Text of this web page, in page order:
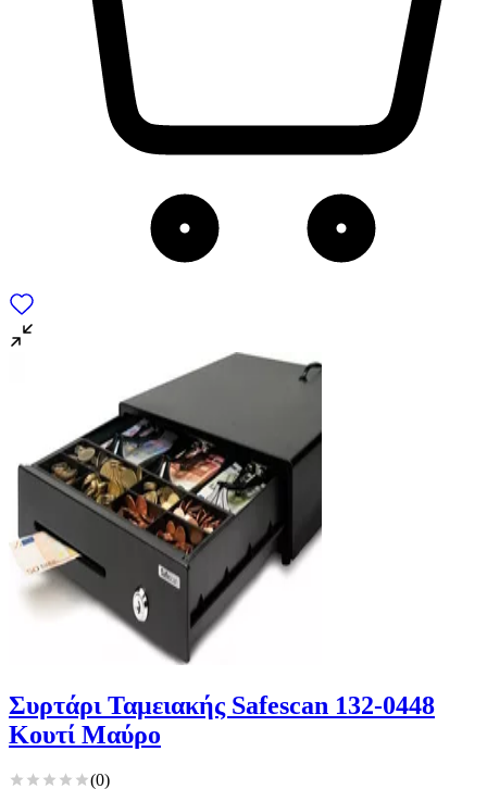
Συρτάρι Ταμειακής Safescan 132-0448
Κουτί Μαύρο
(0)